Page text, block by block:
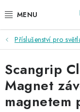
na
AKCE
NOVINKY
EXTERIÉR
Příslušenství pro
Scangrip
Magnet
magnetem